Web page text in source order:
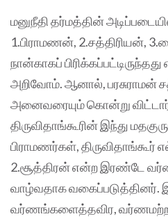
மனுநீதி தர்மத்தின்
1.பிராமணன், 2.சத்திரியன்,
நான்காகப்
அறிவோம். ஆனால், பரசுராமன்
அனைவரையும் கொன்று
திருவிதாங்கூரின் இந்து
பிராமணர்கள்,
2.சூத்திரன் என்ற இரண்டே
வாழ்வதாக வகைப்படுத்தினர்.
வர்ணங்களைத்தவிர,